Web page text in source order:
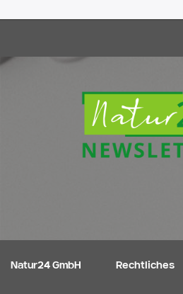
Natur24 GmbH Rechtliches